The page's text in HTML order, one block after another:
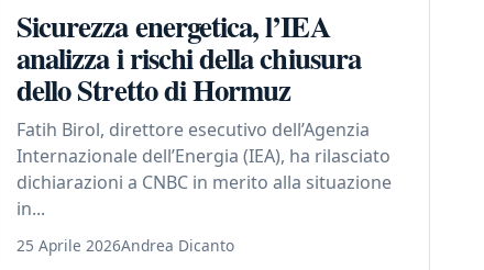
Sicurezza energetica, l’IEA
analizza i rischi della chiusura
dello Stretto di Hormuz
Fatih Birol, direttore esecutivo dell’Agenzia
Internazionale dell’Energia (IEA), ha rilasciato
dichiarazioni a CNBC in merito alla situazione
in...
25 Aprile 2026Andrea Dicanto